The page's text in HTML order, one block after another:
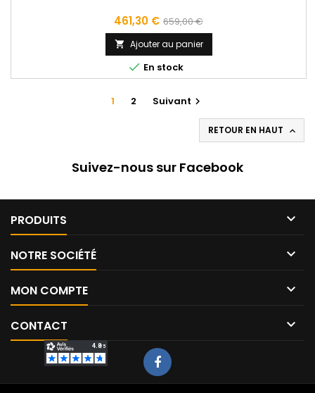
Prix
461,30 € Prix
base
659,00 €
 Ajouter au panier
 En stock
1 2 Suivant 
RETOUR EN HAUT 
Suivez-nous sur Facebook
PRODUITS 
NOTRE SOCIÉTÉ 
MON COMPTE 
CONTACT 